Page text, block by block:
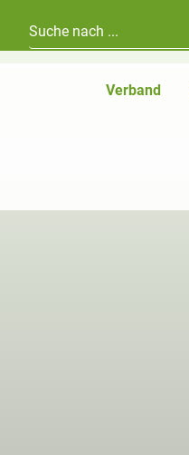
Verband